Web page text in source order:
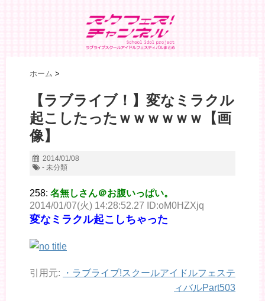
ホーム >
【ラブライブ！】変なミラクル
起こしたったｗｗｗｗｗｗ【画
像】
2014/01/08
- 未分類
258: 名無しさん＠お腹いっぱい。
2014/01/07(火) 14:28:52.27 ID:oM0HZXjq
変なミラクル起こしちゃった
引用元: ・ ラブライブ!スクールアイドルフェステ
ィバルPart503